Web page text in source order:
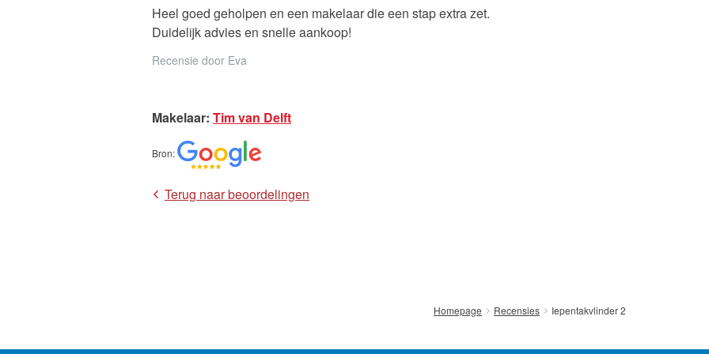
Onze diensten
Heel goed geholpen en een makelaar die een stap extra zet.
Duidelijk advies en snelle aankoop!
Recensie door Eva
Makelaar: Tim van Delft
Bron:
Terug naar beoordelingen
Homepage Recensies Iepentakvlinder 2